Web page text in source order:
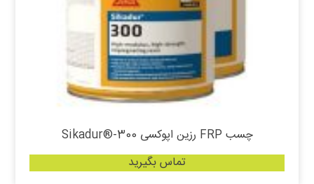
چسب FRP رزین اپوکسی Sikadur®-300
تماس بگیرید